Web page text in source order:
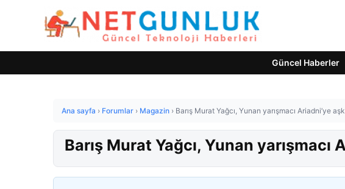
Güncel Haberler
Ana sayfa › Forumlar › Magazin › Barış Murat Yağcı, Yunan yarışmacı Ariadni’ye
Barış Murat Yağcı, Yunan yarışmacı